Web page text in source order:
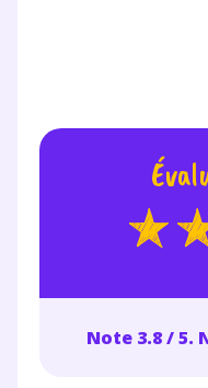
Note 3.8 / 5.